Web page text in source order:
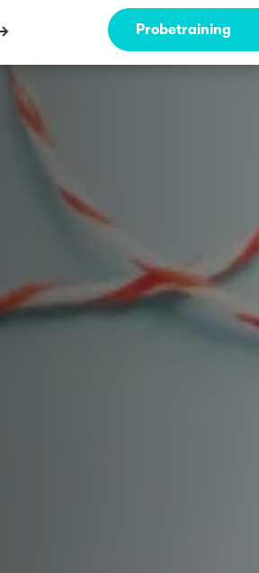
Probetraining